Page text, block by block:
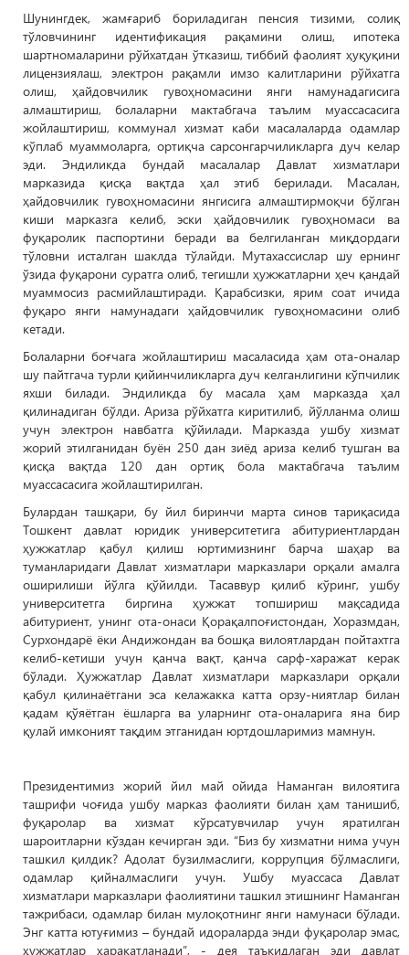
Шунингдек, жамғариб бориладиган пенсия тизими, солиқ
тўловчининг идентификация рақамини олиш, ипотека
шартномаларини рўйхатдан ўтказиш, тиббий фаолият ҳуқуқини
лицензиялаш, электрон рақамли имзо калитларини рўйхатга
олиш, ҳайдовчилик гувоҳномасини янги намунадагисига
алмаштириш, болаларни мактабгача таълим муассасасига
жойлаштириш, коммунал хизмат каби масалаларда одамлар
кўплаб муаммоларга, ортиқча сарсонгарчиликларга дуч келар
эди. Эндиликда бундай масалалар Давлат хизматлари
марказида қисқа вақтда ҳал этиб берилади. Масалан,
ҳайдовчилик гувоҳномасини янгисига алмаштирмоқчи бўлган
киши марказга келиб, эски ҳайдовчилик гувоҳномаси ва
фуқаролик паспортини беради ва белгиланган миқдордаги
тўловни исталган шаклда тўлайди. Мутахассислар шу ернинг
ўзида фуқарони суратга олиб, тегишли ҳужжатларни ҳеч қандай
муаммосиз расмийлаштиради. Қарабсизки, ярим соат ичида
фуқаро янги намунадаги ҳайдовчилик гувоҳномасини олиб
кетади.
Болаларни боғчага жойлаштириш масаласида ҳам ота-оналар
шу пайтгача турли қийинчиликларга дуч келганлигини кўпчилик
яхши билади. Эндиликда бу масала ҳам марказда ҳал
қилинадиган бўлди. Ариза рўйхатга киритилиб, йўлланма олиш
учун электрон навбатга қўйилади. Марказда ушбу хизмат
жорий этилганидан буён 250 дан зиёд ариза келиб тушган ва
қисқа вақтда 120 дан ортиқ бола мактабгача таълим
муассасасига жойлаштирилган.
Булардан ташқари, бу йил биринчи марта синов тариқасида
Тошкент давлат юридик университетига абитуриентлардан
ҳужжатлар қабул қилиш юртимизнинг барча шаҳар ва
туманларидаги Давлат хизматлари марказлари орқали амалга
оширилиши йўлга қўйилди. Тасаввур қилиб кўринг, ушбу
университетга биргина ҳужжат топшириш мақсадида
абитуриент, унинг ота-онаси Қорақалпоғистондан, Хоразмдан,
Сурхондарё ёки Андижондан ва бошқа вилоятлардан пойтахтга
келиб-кетиши учун қанча вақт, қанча сарф-харажат керак
бўлади. Ҳужжатлар Давлат хизматлари марказлари орқали
қабул қилинаётгани эса келажакка катта орзу-ниятлар билан
қадам қўяётган ёшларга ва уларнинг ота-оналарига яна бир
қулай имконият тақдим этганидан юртдошларимиз мамнун.
Президентимиз жорий йил май ойида Наманган вилоятига
ташрифи чоғида ушбу марказ фаолияти билан ҳам танишиб,
фуқаролар ва хизмат кўрсатувчилар учун яратилган
шароитларни кўздан кечирган эди. “Биз бу хизматни нима учун
ташкил қилдик? Адолат бузилмаслиги, коррупция бўлмаслиги,
одамлар қийналмаслиги учун. Ушбу муассаса Давлат
хизматлари марказлари фаолиятини ташкил этишнинг Наманган
тажрибаси, одамлар билан мулоқотнинг янги намунаси бўлади.
Энг катта ютуғимиз – бундай идораларда энди фуқаролар эмас,
ҳужжатлар ҳаракатланади”, - дея таъкидлаган эди давлат